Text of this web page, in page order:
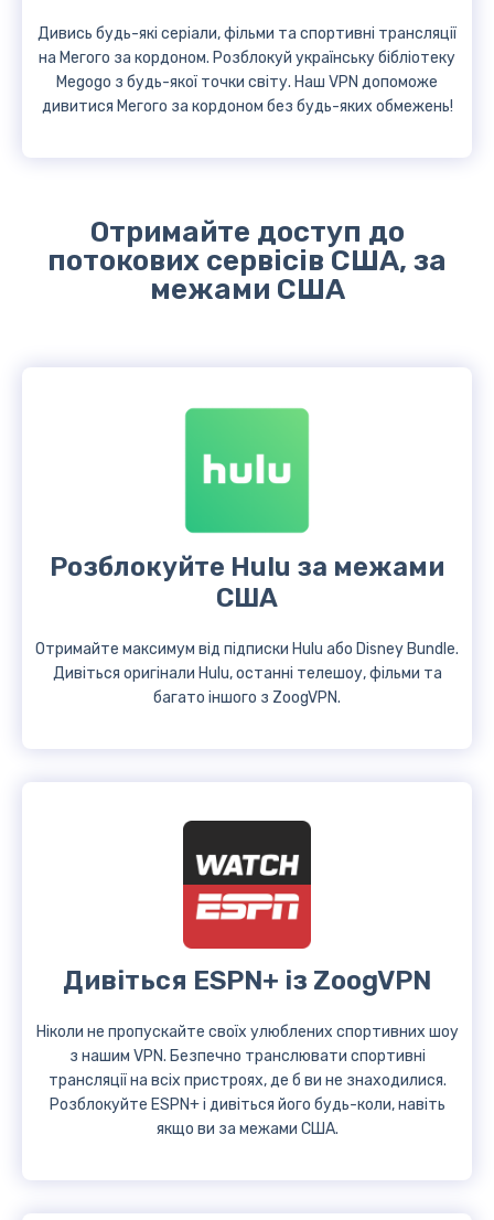
Дивись будь-які серіали, фільми та спортивні трансляції
на Мегого за кордоном. Розблокуй українську бібліотеку
Megogo з будь-якої точки світу. Наш VPN допоможе
дивитися Мегого за кордоном без будь-яких обмежень!
Отримайте доступ до
потокових сервісів США, за
межами США
Розблокуйте Hulu за межами
США
Отримайте максимум від підписки Hulu або Disney Bundle.
Дивіться оригінали Hulu, останні телешоу, фільми та
багато іншого з ZoogVPN.
Дивіться ESPN+ із ZoogVPN
Ніколи не пропускайте своїх улюблених спортивних шоу
з нашим VPN. Безпечно транслювати спортивні
трансляції на всіх пристроях, де б ви не знаходилися.
Розблокуйте ESPN+ і дивіться його будь-коли, навіть
якщо ви за межами США.